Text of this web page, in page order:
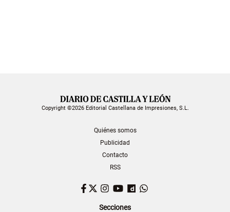
Copyright ©2026 Editorial Castellana de Impresiones, S.L.
Quiénes somos
Publicidad
Contacto
RSS
Facebook
TwitterInstagram
YouTubeDailymotion
Secciones